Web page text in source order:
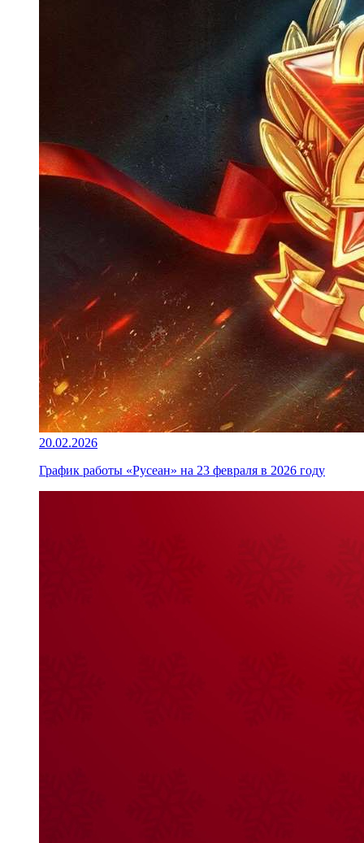
20.02.2026
График работы «Русеан» на 23 февраля в 2026 году